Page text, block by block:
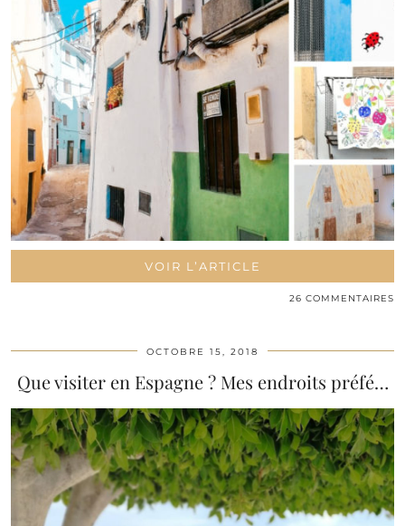
VOIR L’ARTICLE
26 COMMENTAIRES
OCTOBRE 15, 2018
Que visiter en Espagne ? Mes endroits préfé…